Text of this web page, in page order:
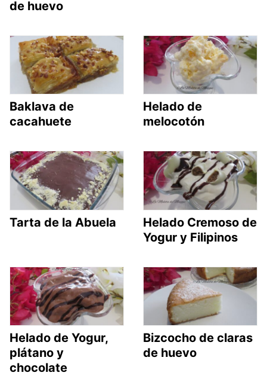
de huevo
Baklava de
cacahuete
Helado de
melocotón
Tarta de la Abuela
Helado Cremoso de
Yogur y Filipinos
Helado de Yogur,
plátano y
chocolate
Bizcocho de claras
de huevo